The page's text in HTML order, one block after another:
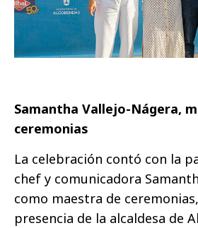
Samantha Vallejo-Nágera,
ceremonias
La celebración contó con la
chef y comunicadora
como maestra de
presencia de la alcaldesa de